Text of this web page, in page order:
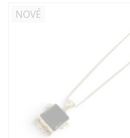
NOVÉ